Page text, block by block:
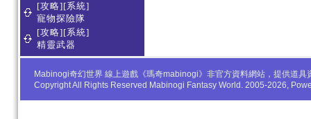
[攻略][系統]
寵物探險隊
[攻略][系統]
精靈武器
Mabinogi奇幻世界 線上遊戲《瑪奇mabinogi》非官方資料網站，提供道
Copyright All Rights Reserved Mabinogi Fantasy World. 2005-2026,